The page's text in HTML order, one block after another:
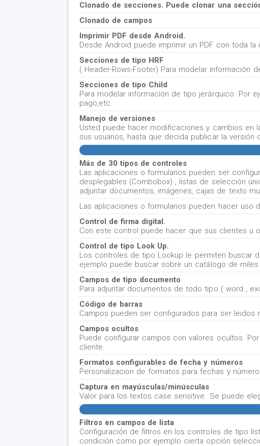
Clonado de secciones. Puede clonar una
Clonado de campos
Imprimir PDF desde Android.
Desde Android puede imprimir un PDF con toda
Secciones de tipo HRF
( Header-Rows-Footer) Para modelar información
Secciones de tipo Child
Para modelar información de tipo jerárquico. Por
pago,etc.
Manejo de versiones
Usted puede hacer modificaciones y cambios en
sus usuarios, hasta que decida publicar la versión
Más de 30 tipos de controles
Las aplicaciones o formularios pueden ser
desplegables (Combobox) , listas de selección
adjuntar documentos, imágenes, cajas de texto
Las aplicaciones o formularios pueden hacer uso
Control de firma digital.
Con este control puede hacer que sus clientes u
Control de tipo Look Up.
Los controles de tipo Lookup le permiten buscar
ejemplo puede buscar sobre un catálogo de
Campos de tipo documento
Para adjuntar documentos de todo tipo ( word ,
Código de barras
Campos pueden ser configurados para ser leidos
Campos ocultos
Puede configurar campos con valores ocultos.
cliente.
Formatos configurables de fecha y números
Personalizacion de formatos para fechas y
Captura en mayúsculas/minúsculas
Valor para los textos case sensitive. Se puede
Filtros en campos de lista
Configuración de filtros en los controles de tipo
condición como por ejemplo cierta opción